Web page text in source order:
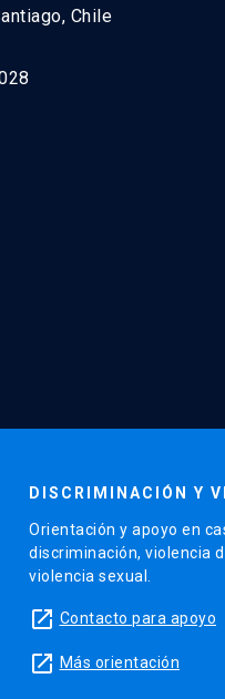
Chile
DISCRIMINACIÓN Y
Orientación y apoyo en
discriminación, violencia
violencia sexual.
launch Contacto para apoyo
launch Más orientación